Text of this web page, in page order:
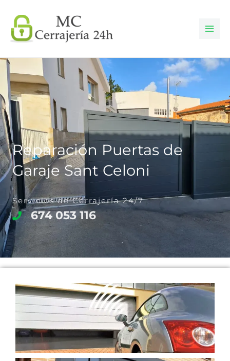
contenido
Reparación Puertas de
Garaje Sant Celoni
Servicios de Cerrajería 24/7
674 053 116